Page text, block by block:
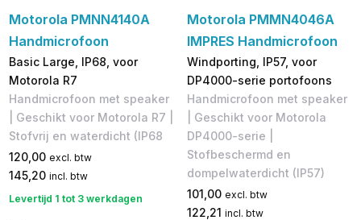
Motorola PMNN4140A
Handmicrofoon
Basic Large, IP68, voor
Motorola R7
Handmicrofoon met speaker
| Geschikt voor Motorola R7 |
Stofvrij en waterdicht (IP68
120,00 excl. btw
145,20 incl. btw
Levertijd 1 tot 3 werkdagen
Motorola PMMN4046A
IMPRES Handmicrofoon
Windporting, IP57, voor
DP4000-serie portofoons
Handmicrofoon met speaker
| Geschikt voor Motorola
DP4000-serie |
Stofbeschermd en
dompelwaterdicht (IP57)
101,00 excl. btw
122,21 incl. btw